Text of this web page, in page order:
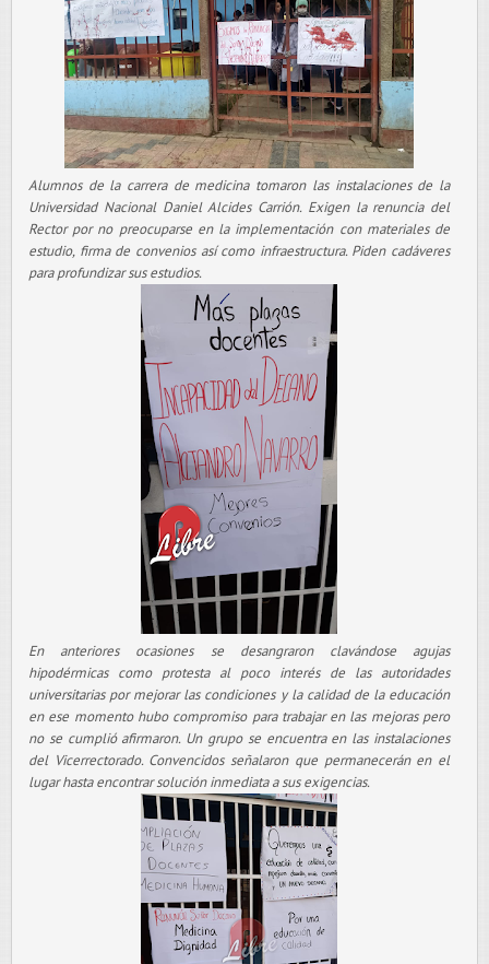
Alumnos de la carrera de medicina tomaron las instalaciones de la
Universidad Nacional Daniel Alcides Carrión. Exigen la renuncia del
Rector por no preocuparse en la implementación con materiales de
estudio, firma de convenios así como infraestructura. Piden cadáveres
para profundizar sus estudios.
En anteriores ocasiones se desangraron clavándose agujas
hipodérmicas como protesta al poco interés de las autoridades
universitarias por mejorar las condiciones y la calidad de la educación
en ese momento hubo compromiso para trabajar en las mejoras pero
no se cumplió afirmaron. Un grupo se encuentra en las instalaciones
del Vicerrectorado. Convencidos señalaron que permanecerán en el
lugar hasta encontrar solución inmediata a sus exigencias.